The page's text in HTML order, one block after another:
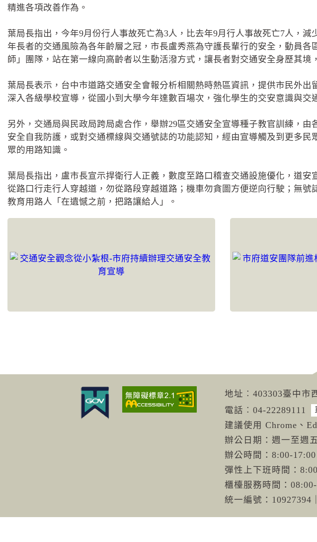
精進各項改善作為。
葉局長指出，今年9月份行人事故死亡為3人，比去年9月行人事故死亡7人，減
年長者的交通風險為各年齡層之冠，市長盧秀燕為守護長輩行的安全，動員各
師」團隊，站在第一線向高齡者以生動活潑方式，讓長者對交通安全身歷其境
葉局長表示，台中市道路交通安全會報分析相關熱時熱區資訊，提供市民外
深入各級學校宣導，從國小到大學今年達數百場次，強化學生的交安意識與交
另外，交通局與民政局跨局處合作，舉辦29區交通安全宣導種子教官訓練，
安全自我防護，或對交通標線與交通號誌的功能認知，經由宣導觸及到更多
眾的用路知識。
葉局長指出，盧市長宣示捍衛行人正義，數度至路口稽查交通設施優化，道
從路口行走行人穿越道，勿從路段穿越道路；機車勿貪圖方便逆向行駛；無
教育用路人「在遺憾之前，把路讓給人」。
地址︰403303臺中市
電話︰04-22289111
建議使用 Chrome、
辦公日期：週一至週
辦公時間：8:00-
彈性上下班時間：
櫃檯服務時間：
統一編號：10927394